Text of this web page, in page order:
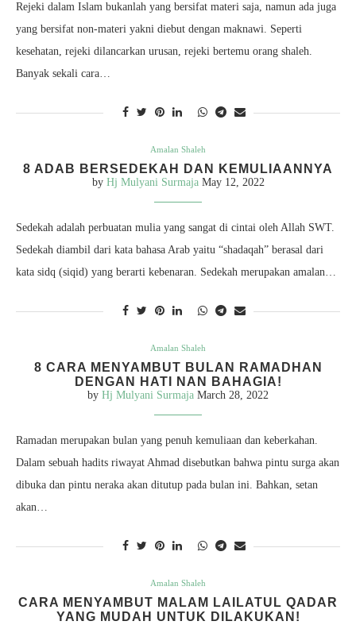
Rejeki dalam Islam bukanlah yang bersifat materi saja, namun ada juga
yang bersifat non-materi yakni diebut dengan maknawi. Seperti
kesehatan, rejeki dilancarkan urusan, rejeki bertemu orang shaleh.
Banyak sekali cara…
Amalan Shaleh
8 ADAB BERSEDEKAH DAN KEMULIAANNYA
by Hj Mulyani Surmaja May 12, 2022
Sedekah adalah perbuatan mulia yang sangat di cintai oleh Allah SWT.
Sedekah diambil dari kata bahasa Arab yaitu “shadaqah” berasal dari
kata sidq (siqid) yang berarti kebenaran. Sedekah merupakan amalan…
Amalan Shaleh
8 CARA MENYAMBUT BULAN RAMADHAN
DENGAN HATI NAN BAHAGIA!
by Hj Mulyani Surmaja March 28, 2022
Ramadan merupakan bulan yang penuh kemuliaan dan keberkahan.
Dalam sebuah hadits riwayat Ahmad disebutkan bahwa pintu surga akan
dibuka dan pintu neraka akan ditutup pada bulan ini. Bahkan, setan
akan…
Amalan Shaleh
CARA MENYAMBUT MALAM LAILATUL QADAR
YANG MUDAH UNTUK DILAKUKAN!